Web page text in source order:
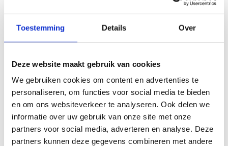
Toestemming Details Over
Deze website maakt gebruik van cookies
We gebruiken cookies om content en advertenties te
personaliseren, om functies voor social media te bieden
en om ons websiteverkeer te analyseren. Ook delen we
informatie over uw gebruik van onze site met onze
partners voor social media, adverteren en analyse. Deze
partners kunnen deze gegevens combineren met andere
23% van de geregistreerde coaches
32% van de officials
31% van de federatieleden.
Deze Europese cijfers tonen een
ondervertegenwoordiging van vrouwen aan bij de
bevraagde sportfederaties. Vooral bij de cijfers voor de
omkadering, zoals federatievoorzitters, is het percentage
vrouwen zeer laag.